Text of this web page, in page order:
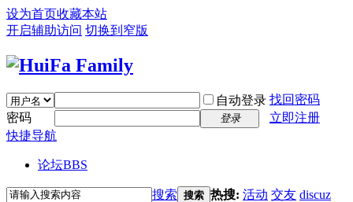
设为首页收藏本站
开启辅助访问 切换到窄版
自动登录 找回密码
密码
登录
立即注册
快捷导航
论坛BBS
搜索 搜索 热搜: 活动 交友 discuz